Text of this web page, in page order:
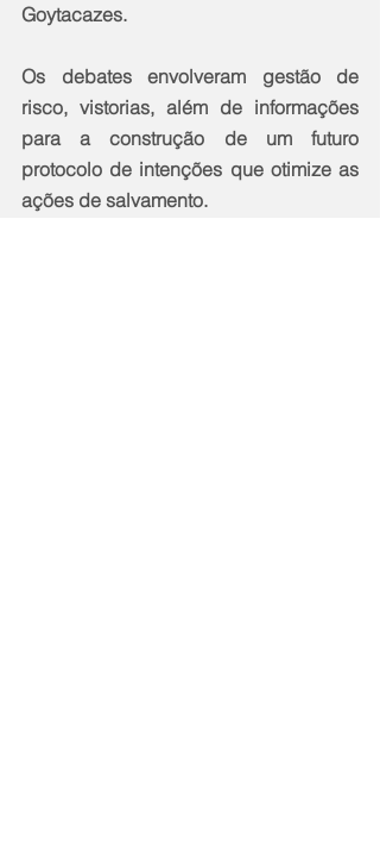
Goytacazes.
Os debates envolveram gestão de
risco, vistorias, além de informações
para a construção de um futuro
protocolo de intenções que otimize as
ações de salvamento.